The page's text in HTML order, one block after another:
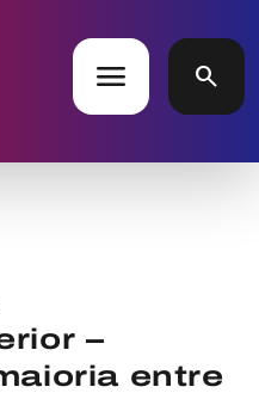
menu search
–
entre